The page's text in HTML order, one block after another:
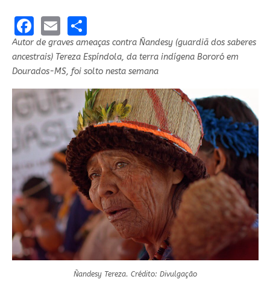
Facebook
EmailShare
Autor de graves ameaças contra Ñandesy (guardiã dos saberes
ancestrais) Tereza Espíndola, da terra indígena Bororó em
Dourados-MS, foi solto nesta semana
Ñandesy Tereza. Crédito: Divulgação